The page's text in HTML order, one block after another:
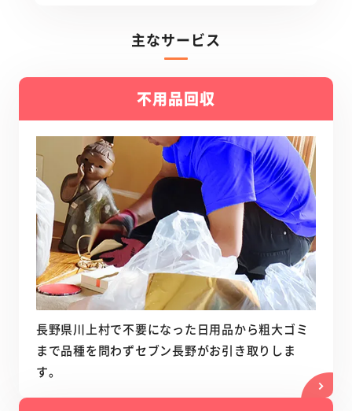
主なサービス
不用品回収
長野県川上村で不要になった日用品から粗大ゴミ
まで品種を問わずセブン長野がお引き取りしま
す。